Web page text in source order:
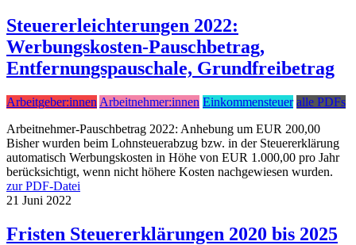
Steuererleichterungen 2022:
Werbungskosten-Pauschbetrag,
Entfernungspauschale, Grundfreibetrag
Arbeitgeber:innen Arbeitnehmer:innen Einkommensteuer alle PDFs
Arbeitnehmer-Pauschbetrag 2022: Anhebung um EUR 200,00
Bisher wurden beim Lohnsteuerabzug bzw. in der Steuererklärung
automatisch Werbungskosten in Höhe von EUR 1.000,00 pro Jahr
berücksichtigt, wenn nicht höhere Kosten nachgewiesen wurden.
zur PDF-Datei
21 Juni 2022
Fristen Steuererklärungen 2020 bis 2025